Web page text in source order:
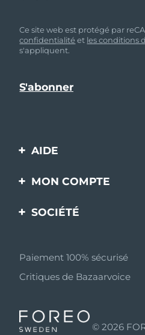
Ce site web est protégé par
confidentialité et les conditions
s'appliquent.
AIDE
Contactez-nous
livraisons
Questions et réponses
Informations sur la
MON COMPTE
Enregistrement produit
SOCIÉTÉ
Programme d’affiliation
Nouvelles d'affiliation
Partenaires
Paiement 100% sécurisé
Critiques de Bazaarvoice
© 2026